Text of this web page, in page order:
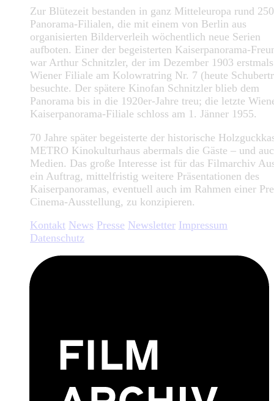
Zur Blütezeit bestanden in ganz Mitteleuropa rund 250
Panorama-Filialen, die mit einem von Berlin aus
organisierten Bilderverleih wöchentlich neue Serien
aufboten. Einer der begeisterten Kaiserpanorama-
war Arthur Schnitzler, der im Dezember 1903
Wiener Filiale am Kolowratring Nr. 7 (heute
besuchte. Der spätere Kinofan Schnitzler blieb dem
Panorama bis in die 1920er-Jahre treu; die letzte
Kaiserpanorama-Filiale schloss am 1. Jänner 1955.
70 Jahre später begeisterte der historische
METRO Kinokulturhaus abermals die Gäste – und
Medien. Das große Interesse ist für das Filmarchiv
ein Auftrag, mittelfristig weitere Präsentationen des
Kaiserpanoramas, eventuell auch im Rahmen einer
Cinema-Ausstellung, zu konzipieren.
Kontakt News Presse Newsletter Impressum
Datenschutz